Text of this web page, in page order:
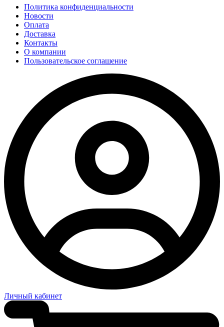
Политика конфиденциальности
Новости
Оплата
Доставка
Контакты
О компании
Пользовательское соглашение
Личный кабинет